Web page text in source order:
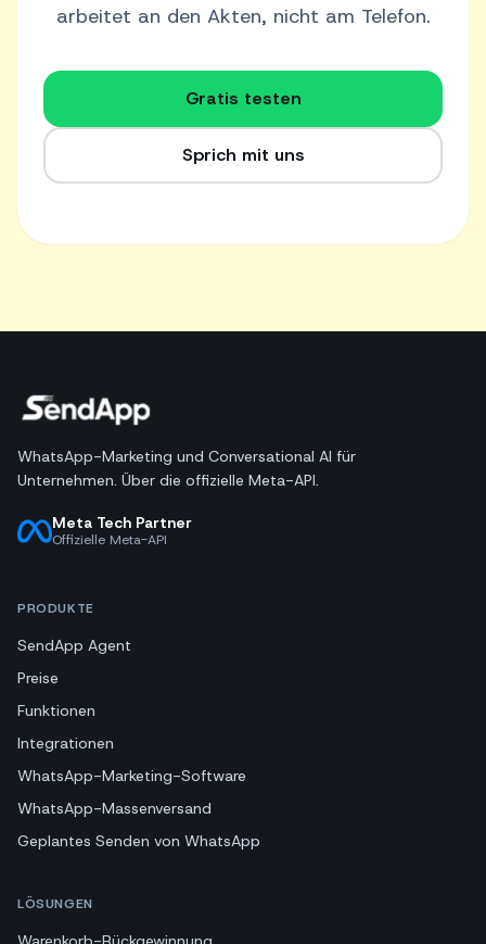
arbeitet an den Akten, nicht am Telefon.
Gratis testen
Sprich mit uns
WhatsApp-Marketing und Conversational AI für
Unternehmen. Über die offizielle Meta-API.
Meta Tech Partner
Offizielle Meta-API
PRODUKTE
SendApp Agent
Preise
Funktionen
Integrationen
WhatsApp-Marketing-Software
WhatsApp-Massenversand
Geplantes Senden von WhatsApp
LÖSUNGEN